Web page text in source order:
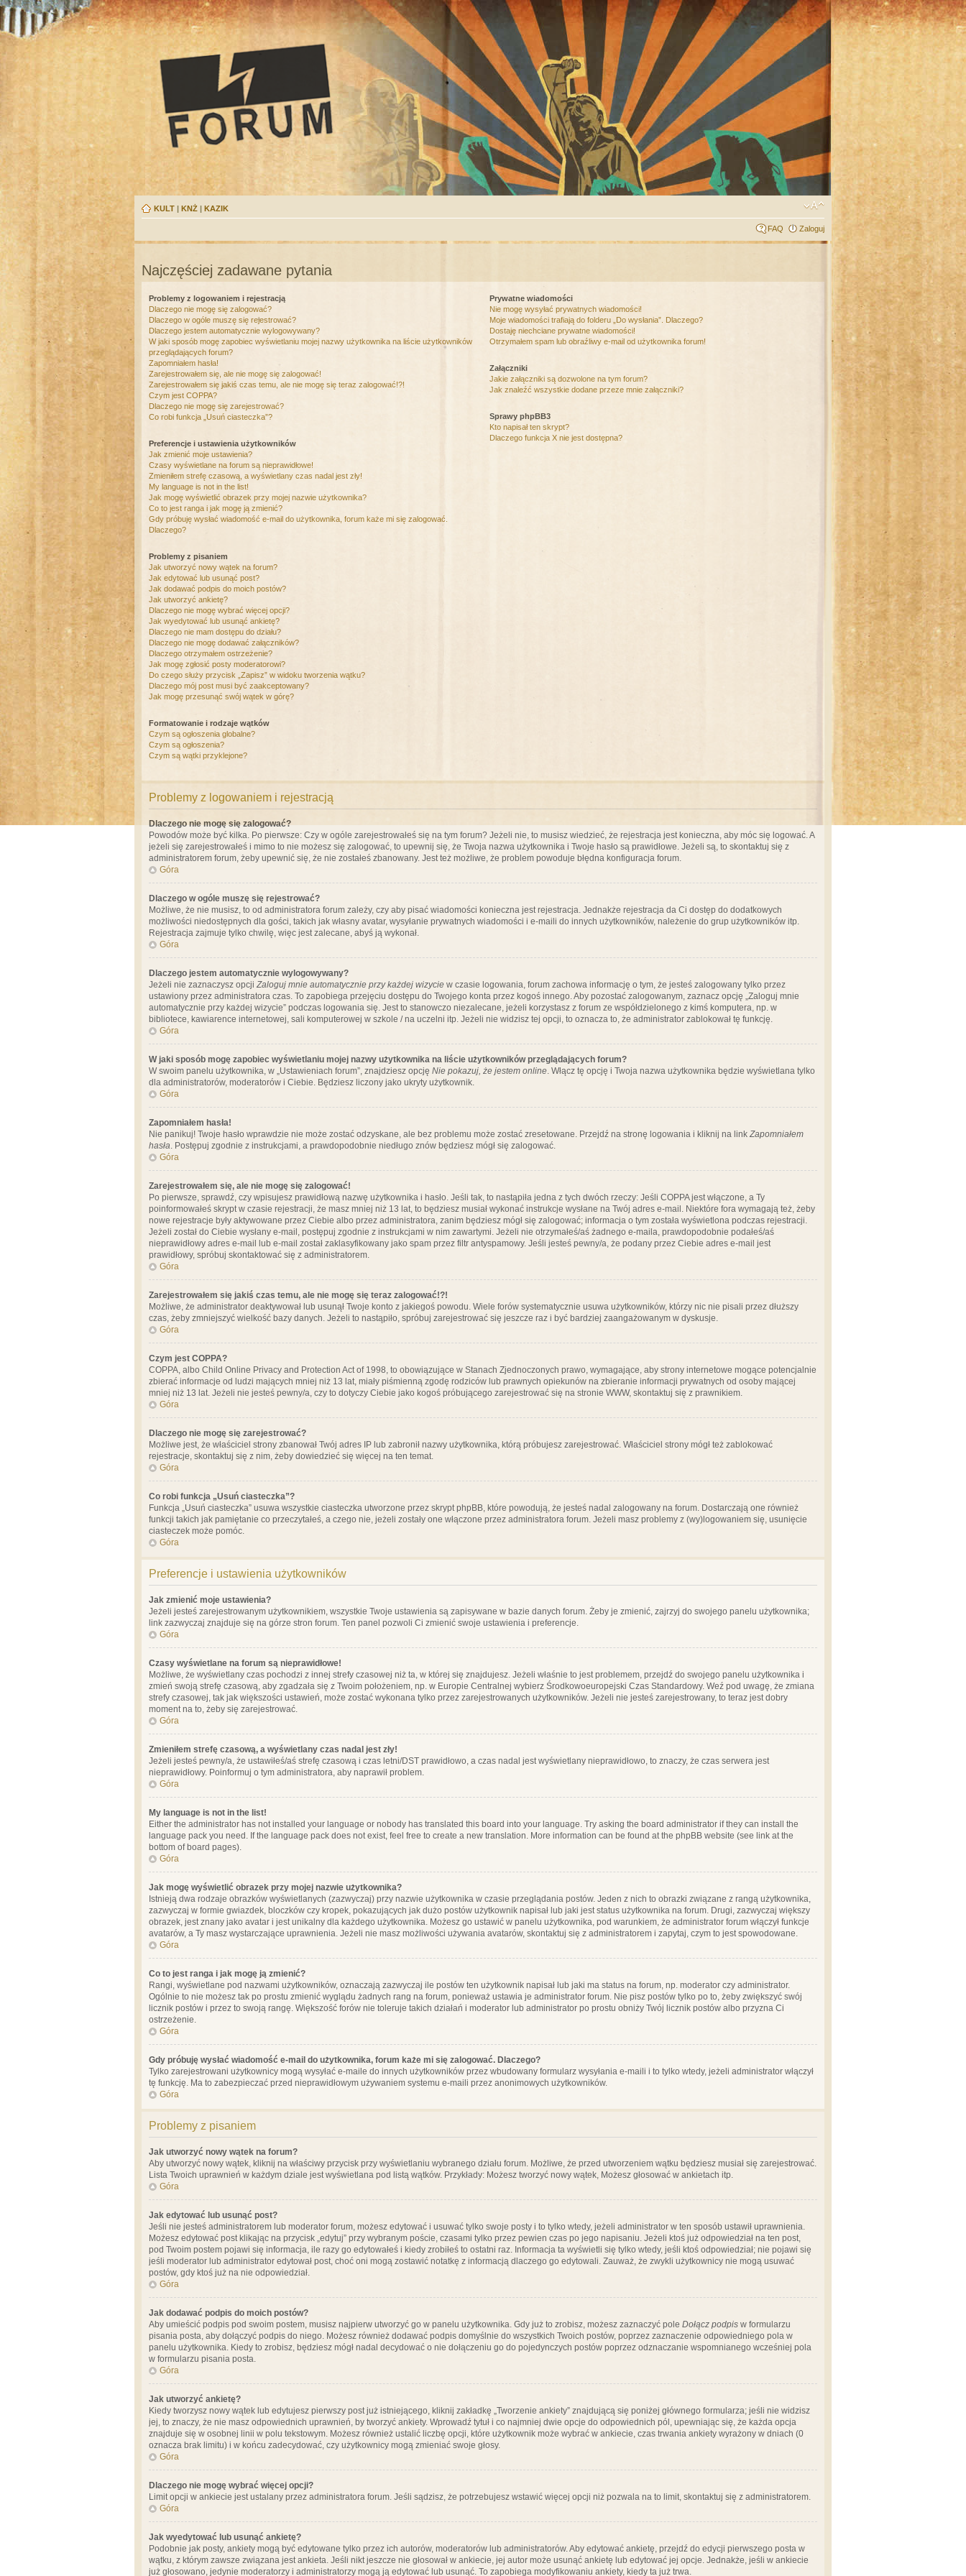
KULT | KNŻ | KAZIK
FAQ Zaloguj
Najczęściej zadawane pytania
Problemy z logowaniem i rejestracją
Dlaczego nie mogę się zalogować?
Dlaczego w ogóle muszę się rejestrować?
Dlaczego jestem automatycznie wylogowywany?
W jaki sposób mogę zapobiec wyświetlaniu mojej nazwy użytkownika na liście użytkowników
przeglądających forum?
Zapomniałem hasła!
Zarejestrowałem się, ale nie mogę się zalogować!
Zarejestrowałem się jakiś czas temu, ale nie mogę się teraz zalogować!?!
Czym jest COPPA?
Dlaczego nie mogę się zarejestrować?
Co robi funkcja „Usuń ciasteczka”?
Preferencje i ustawienia użytkowników
Jak zmienić moje ustawienia?
Czasy wyświetlane na forum są nieprawidłowe!
Zmieniłem strefę czasową, a wyświetlany czas nadal jest zły!
My language is not in the list!
Jak mogę wyświetlić obrazek przy mojej nazwie użytkownika?
Co to jest ranga i jak mogę ją zmienić?
Gdy próbuję wysłać wiadomość e-mail do użytkownika, forum każe mi się zalogować.
Dlaczego?
Problemy z pisaniem
Jak utworzyć nowy wątek na forum?
Jak edytować lub usunąć post?
Jak dodawać podpis do moich postów?
Jak utworzyć ankietę?
Dlaczego nie mogę wybrać więcej opcji?
Jak wyedytować lub usunąć ankietę?
Dlaczego nie mam dostępu do działu?
Dlaczego nie mogę dodawać załączników?
Dlaczego otrzymałem ostrzeżenie?
Jak mogę zgłosić posty moderatorowi?
Do czego służy przycisk „Zapisz” w widoku tworzenia wątku?
Dlaczego mój post musi być zaakceptowany?
Jak mogę przesunąć swój wątek w górę?
Formatowanie i rodzaje wątków
Czym są ogłoszenia globalne?
Czym są ogłoszenia?
Czym są wątki przyklejone?
Prywatne wiadomości
Nie mogę wysyłać prywatnych wiadomości!
Moje wiadomości trafiają do folderu „Do wysłania”. Dlaczego?
Dostaję niechciane prywatne wiadomości!
Otrzymałem spam lub obraźliwy e-mail od użytkownika forum!
Załączniki
Jakie załączniki są dozwolone na tym forum?
Jak znaleźć wszystkie dodane przeze mnie załączniki?
Sprawy phpBB3
Kto napisał ten skrypt?
Dlaczego funkcja X nie jest dostępna?
Problemy z logowaniem i rejestracją
Dlaczego nie mogę się zalogować?
Powodów może być kilka. Po pierwsze: Czy w ogóle zarejestrowałeś się na tym forum? Jeżeli nie, to musisz wiedzieć, że rejestracja jest konieczna, aby móc się logować. A
jeżeli się zarejestrowałeś i mimo to nie możesz się zalogować, to upewnij się, że Twoja nazwa użytkownika i Twoje hasło są prawidłowe. Jeżeli są, to skontaktuj się z
administratorem forum, żeby upewnić się, że nie zostałeś zbanowany. Jest też możliwe, że problem powoduje błędna konfiguracja forum.
Góra
Dlaczego w ogóle muszę się rejestrować?
Możliwe, że nie musisz, to od administratora forum zależy, czy aby pisać wiadomości konieczna jest rejestracja. Jednakże rejestracja da Ci dostęp do dodatkowych
możliwości niedostępnych dla gości, takich jak własny avatar, wysyłanie prywatnych wiadomości i e-maili do innych użytkowników, należenie do grup użytkowników itp.
Rejestracja zajmuje tylko chwilę, więc jest zalecane, abyś ją wykonał.
Góra
Dlaczego jestem automatycznie wylogowywany?
Jeżeli nie zaznaczysz opcji Zaloguj mnie automatycznie przy każdej wizycie w czasie logowania, forum zachowa informację o tym, że jesteś zalogowany tylko przez
ustawiony przez administratora czas. To zapobiega przejęciu dostępu do Twojego konta przez kogoś innego. Aby pozostać zalogowanym, zaznacz opcję „Zaloguj mnie
automatycznie przy każdej wizycie” podczas logowania się. Jest to stanowczo niezalecane, jeżeli korzystasz z forum ze współdzielonego z kimś komputera, np. w
bibliotece, kawiarence internetowej, sali komputerowej w szkole / na uczelni itp. Jeżeli nie widzisz tej opcji, to oznacza to, że administrator zablokował tę funkcję.
Góra
W jaki sposób mogę zapobiec wyświetlaniu mojej nazwy użytkownika na liście użytkowników przeglądających forum?
W swoim panelu użytkownika, w „Ustawieniach forum”, znajdziesz opcję Nie pokazuj, że jestem online. Włącz tę opcję i Twoja nazwa użytkownika będzie wyświetlana tylko
dla administratorów, moderatorów i Ciebie. Będziesz liczony jako ukryty użytkownik.
Góra
Zapomniałem hasła!
Nie panikuj! Twoje hasło wprawdzie nie może zostać odzyskane, ale bez problemu może zostać zresetowane. Przejdź na stronę logowania i kliknij na link Zapomniałem
hasła. Postępuj zgodnie z instrukcjami, a prawdopodobnie niedługo znów będziesz mógł się zalogować.
Góra
Zarejestrowałem się, ale nie mogę się zalogować!
Po pierwsze, sprawdź, czy wpisujesz prawidłową nazwę użytkownika i hasło. Jeśli tak, to nastąpiła jedna z tych dwóch rzeczy: Jeśli COPPA jest włączone, a Ty
poinformowałeś skrypt w czasie rejestracji, że masz mniej niż 13 lat, to będziesz musiał wykonać instrukcje wysłane na Twój adres e-mail. Niektóre fora wymagają też, żeby
nowe rejestracje były aktywowane przez Ciebie albo przez administratora, zanim będziesz mógł się zalogować; informacja o tym została wyświetlona podczas rejestracji.
Jeżeli został do Ciebie wysłany e-mail, postępuj zgodnie z instrukcjami w nim zawartymi. Jeżeli nie otrzymałeś/aś żadnego e-maila, prawdopodobnie podałeś/aś
nieprawidłowy adres e-mail lub e-mail został zaklasyfikowany jako spam przez filtr antyspamowy. Jeśli jesteś pewny/a, że podany przez Ciebie adres e-mail jest
prawidłowy, spróbuj skontaktować się z administratorem.
Góra
Zarejestrowałem się jakiś czas temu, ale nie mogę się teraz zalogować!?!
Możliwe, że administrator deaktywował lub usunął Twoje konto z jakiegoś powodu. Wiele forów systematycznie usuwa użytkowników, którzy nic nie pisali przez dłuższy
czas, żeby zmniejszyć wielkość bazy danych. Jeżeli to nastąpiło, spróbuj zarejestrować się jeszcze raz i być bardziej zaangażowanym w dyskusje.
Góra
Czym jest COPPA?
COPPA, albo Child Online Privacy and Protection Act of 1998, to obowiązujące w Stanach Zjednoczonych prawo, wymagające, aby strony internetowe mogące potencjalnie
zbierać informacje od ludzi mających mniej niż 13 lat, miały piśmienną zgodę rodziców lub prawnych opiekunów na zbieranie informacji prywatnych od osoby mającej
mniej niż 13 lat. Jeżeli nie jesteś pewny/a, czy to dotyczy Ciebie jako kogoś próbującego zarejestrować się na stronie WWW, skontaktuj się z prawnikiem.
Góra
Dlaczego nie mogę się zarejestrować?
Możliwe jest, że właściciel strony zbanował Twój adres IP lub zabronił nazwy użytkownika, którą próbujesz zarejestrować. Właściciel strony mógł też zablokować
rejestracje, skontaktuj się z nim, żeby dowiedzieć się więcej na ten temat.
Góra
Co robi funkcja „Usuń ciasteczka”?
Funkcja „Usuń ciasteczka” usuwa wszystkie ciasteczka utworzone przez skrypt phpBB, które powodują, że jesteś nadal zalogowany na forum. Dostarczają one również
funkcji takich jak pamiętanie co przeczytałeś, a czego nie, jeżeli zostały one włączone przez administratora forum. Jeżeli masz problemy z (wy)logowaniem się, usunięcie
ciasteczek może pomóc.
Góra
Preferencje i ustawienia użytkowników
Jak zmienić moje ustawienia?
Jeżeli jesteś zarejestrowanym użytkownikiem, wszystkie Twoje ustawienia są zapisywane w bazie danych forum. Żeby je zmienić, zajrzyj do swojego panelu użytkownika;
link zazwyczaj znajduje się na górze stron forum. Ten panel pozwoli Ci zmienić swoje ustawienia i preferencje.
Góra
Czasy wyświetlane na forum są nieprawidłowe!
Możliwe, że wyświetlany czas pochodzi z innej strefy czasowej niż ta, w której się znajdujesz. Jeżeli właśnie to jest problemem, przejdź do swojego panelu użytkownika i
zmień swoją strefę czasową, aby zgadzała się z Twoim położeniem, np. w Europie Centralnej wybierz Środkowoeuropejski Czas Standardowy. Weź pod uwagę, że zmiana
strefy czasowej, tak jak większości ustawień, może zostać wykonana tylko przez zarejestrowanych użytkowników. Jeżeli nie jesteś zarejestrowany, to teraz jest dobry
moment na to, żeby się zarejestrować.
Góra
Zmieniłem strefę czasową, a wyświetlany czas nadal jest zły!
Jeżeli jesteś pewny/a, że ustawiłeś/aś strefę czasową i czas letni/DST prawidłowo, a czas nadal jest wyświetlany nieprawidłowo, to znaczy, że czas serwera jest
nieprawidłowy. Poinformuj o tym administratora, aby naprawił problem.
Góra
My language is not in the list!
Either the administrator has not installed your language or nobody has translated this board into your language. Try asking the board administrator if they can install the
language pack you need. If the language pack does not exist, feel free to create a new translation. More information can be found at the phpBB website (see link at the
bottom of board pages).
Góra
Jak mogę wyświetlić obrazek przy mojej nazwie użytkownika?
Istnieją dwa rodzaje obrazków wyświetlanych (zazwyczaj) przy nazwie użytkownika w czasie przeglądania postów. Jeden z nich to obrazki związane z rangą użytkownika,
zazwyczaj w formie gwiazdek, bloczków czy kropek, pokazujących jak dużo postów użytkownik napisał lub jaki jest status użytkownika na forum. Drugi, zazwyczaj większy
obrazek, jest znany jako avatar i jest unikalny dla każdego użytkownika. Możesz go ustawić w panelu użytkownika, pod warunkiem, że administrator forum włączył funkcje
avatarów, a Ty masz wystarczające uprawnienia. Jeżeli nie masz możliwości używania avatarów, skontaktuj się z administratorem i zapytaj, czym to jest spowodowane.
Góra
Co to jest ranga i jak mogę ją zmienić?
Rangi, wyświetlane pod nazwami użytkowników, oznaczają zazwyczaj ile postów ten użytkownik napisał lub jaki ma status na forum, np. moderator czy administrator.
Ogólnie to nie możesz tak po prostu zmienić wyglądu żadnych rang na forum, ponieważ ustawia je administrator forum. Nie pisz postów tylko po to, żeby zwiększyć swój
licznik postów i przez to swoją rangę. Większość forów nie toleruje takich działań i moderator lub administrator po prostu obniży Twój licznik postów albo przyzna Ci
ostrzeżenie.
Góra
Gdy próbuję wysłać wiadomość e-mail do użytkownika, forum każe mi się zalogować. Dlaczego?
Tylko zarejestrowani użytkownicy mogą wysyłać e-maile do innych użytkowników przez wbudowany formularz wysyłania e-maili i to tylko wtedy, jeżeli administrator włączył
tę funkcję. Ma to zabezpieczać przed nieprawidłowym używaniem systemu e-maili przez anonimowych użytkowników.
Góra
Problemy z pisaniem
Jak utworzyć nowy wątek na forum?
Aby utworzyć nowy wątek, kliknij na właściwy przycisk przy wyświetlaniu wybranego działu forum. Możliwe, że przed utworzeniem wątku będziesz musiał się zarejestrować.
Lista Twoich uprawnień w każdym dziale jest wyświetlana pod listą wątków. Przykłady: Możesz tworzyć nowy wątek, Możesz głosować w ankietach itp.
Góra
Jak edytować lub usunąć post?
Jeśli nie jesteś administratorem lub moderator forum, możesz edytować i usuwać tylko swoje posty i to tylko wtedy, jeżeli administrator w ten sposób ustawił uprawnienia.
Możesz edytować post klikając na przycisk „edytuj” przy wybranym poście, czasami tylko przez pewien czas po jego napisaniu. Jeżeli ktoś już odpowiedział na ten post,
pod Twoim postem pojawi się informacja, ile razy go edytowałeś i kiedy zrobiłeś to ostatni raz. Informacja ta wyświetli się tylko wtedy, jeśli ktoś odpowiedział; nie pojawi się
jeśli moderator lub administrator edytował post, choć oni mogą zostawić notatkę z informacją dlaczego go edytowali. Zauważ, że zwykli użytkownicy nie mogą usuwać
postów, gdy ktoś już na nie odpowiedział.
Góra
Jak dodawać podpis do moich postów?
Aby umieścić podpis pod swoim postem, musisz najpierw utworzyć go w panelu użytkownika. Gdy już to zrobisz, możesz zaznaczyć pole Dołącz podpis w formularzu
pisania posta, aby dołączyć podpis do niego. Możesz również dodawać podpis domyślnie do wszystkich Twoich postów, poprzez zaznaczenie odpowiedniego pola w
panelu użytkownika. Kiedy to zrobisz, będziesz mógł nadal decydować o nie dołączeniu go do pojedynczych postów poprzez odznaczanie wspomnianego wcześniej pola
w formularzu pisania posta.
Góra
Jak utworzyć ankietę?
Kiedy tworzysz nowy wątek lub edytujesz pierwszy post już istniejącego, kliknij zakładkę „Tworzenie ankiety” znajdującą się poniżej głównego formularza; jeśli nie widzisz
jej, to znaczy, że nie masz odpowiednich uprawnień, by tworzyć ankiety. Wprowadź tytuł i co najmniej dwie opcje do odpowiednich pól, upewniając się, że każda opcja
znajduje się w osobnej linii w polu tekstowym. Możesz również ustalić liczbę opcji, które użytkownik może wybrać w ankiecie, czas trwania ankiety wyrażony w dniach (0
oznacza brak limitu) i w końcu zadecydować, czy użytkownicy mogą zmieniać swoje głosy.
Góra
Dlaczego nie mogę wybrać więcej opcji?
Limit opcji w ankiecie jest ustalany przez administratora forum. Jeśli sądzisz, że potrzebujesz wstawić więcej opcji niż pozwala na to limit, skontaktuj się z administratorem.
Góra
Jak wyedytować lub usunąć ankietę?
Podobnie jak posty, ankiety mogą być edytowane tylko przez ich autorów, moderatorów lub administratorów. Aby edytować ankietę, przejdź do edycji pierwszego posta w
wątku, z którym zawsze związana jest ankieta. Jeśli nikt jeszcze nie głosował w ankiecie, jej autor może usunąć ankietę lub edytować jej opcje. Jednakże, jeśli w ankiecie
już głosowano, jedynie moderatorzy i administratorzy mogą ją edytować lub usunąć. To zapobiega modyfikowaniu ankiety, kiedy ta już trwa.